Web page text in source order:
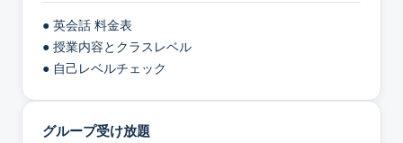
● 英会話 料金表
● 授業内容とクラスレベル
● 自己レベルチェック
グループ受け放題